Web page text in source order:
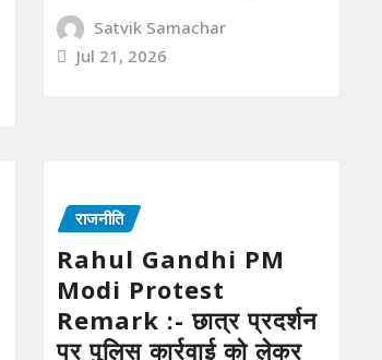
Satvik Samachar
Jul 21, 2026
राजनीति
Rahul Gandhi PM
Modi Protest
Remark :- छात्र प्रदर्शन
पर पुलिस कार्रवाई को लेकर